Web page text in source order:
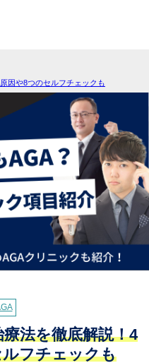
因や8つのセルフチェックも
法を徹底解説！4
フチェックも